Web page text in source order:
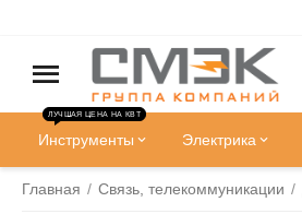
Инструменты
ЛУЧШАЯ ЦЕНА НА КВТ
Электрика
Главная / Связь, телекоммуникации /